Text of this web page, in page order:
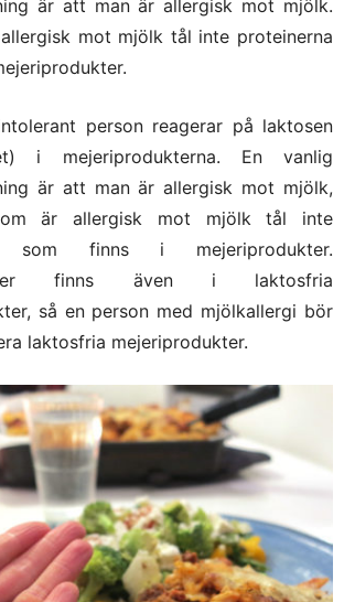
är att man är allergisk mot mjölk.
mot mjölk tål inte proteinerna
person reagerar på laktosen
i mejeriprodukterna. En vanlig
är att man är allergisk mot mjölk,
är allergisk mot mjölk tål inte
som finns i mejeriprodukter.
finns även i laktosfria
så en person med mjölkallergi bör
laktosfria mejeriprodukter.